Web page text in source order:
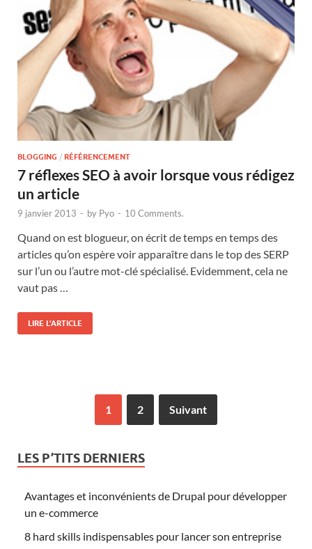
BLOGGING / RÉFÉRENCEMENT
7 réflexes SEO à avoir lorsque vous rédigez
un article
9 janvier 2013 - by Pyo - 10 Comments.
Quand on est blogueur, on écrit de temps en temps des
articles qu’on espère voir apparaître dans le top des SERP
sur l’un ou l’autre mot-clé spécialisé. Evidemment, cela ne
vaut pas …
LIRE L'ARTICLE
1 2 Suivant
LES P’TITS DERNIERS
Avantages et inconvénients de Drupal pour développer
un e-commerce
8 hard skills indispensables pour lancer son entreprise